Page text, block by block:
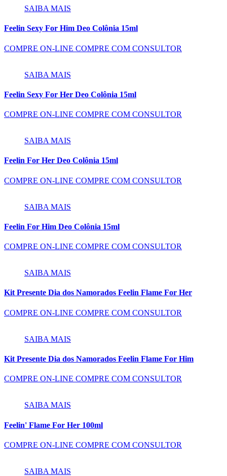
SAIBA MAIS
Feelin Sexy For Him Deo Colônia 15ml
COMPRE ON-LINE COMPRE COM CONSULTOR
SAIBA MAIS
Feelin Sexy For Her Deo Colônia 15ml
COMPRE ON-LINE COMPRE COM CONSULTOR
SAIBA MAIS
Feelin For Her Deo Colônia 15ml
COMPRE ON-LINE COMPRE COM CONSULTOR
SAIBA MAIS
Feelin For Him Deo Colônia 15ml
COMPRE ON-LINE COMPRE COM CONSULTOR
SAIBA MAIS
Kit Presente Dia dos Namorados Feelin Flame For Her
COMPRE ON-LINE COMPRE COM CONSULTOR
SAIBA MAIS
Kit Presente Dia dos Namorados Feelin Flame For Him
COMPRE ON-LINE COMPRE COM CONSULTOR
SAIBA MAIS
Feelin' Flame For Her 100ml
COMPRE ON-LINE COMPRE COM CONSULTOR
SAIBA MAIS